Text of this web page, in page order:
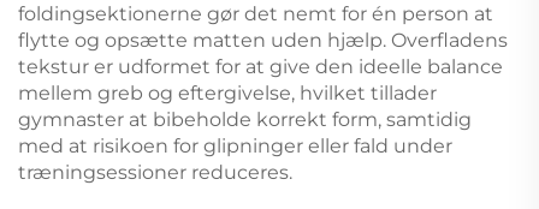
foldingsektionerne gør det nemt for én person at
flytte og opsætte matten uden hjælp. Overfladens
tekstur er udformet for at give den ideelle balance
mellem greb og eftergivelse, hvilket tillader
gymnaster at bibeholde korrekt form, samtidig
med at risikoen for glipninger eller fald under
træningsessioner reduceres.